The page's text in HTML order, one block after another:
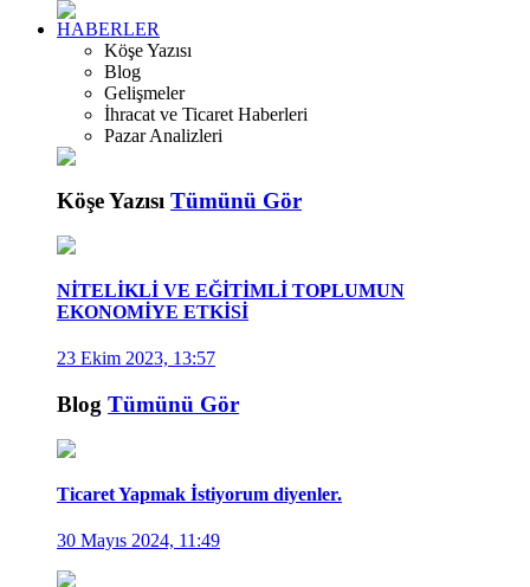
HABERLER
Köşe Yazısı
Blog
Gelişmeler
İhracat ve Ticaret Haberleri
Pazar Analizleri
Köşe Yazısı Tümünü Gör
NİTELİKLİ VE EĞİTİMLİ TOPLUMUN
EKONOMİYE ETKİSİ
23 Ekim 2023, 13:57
Blog Tümünü Gör
Ticaret Yapmak İstiyorum diyenler.
30 Mayıs 2024, 11:49